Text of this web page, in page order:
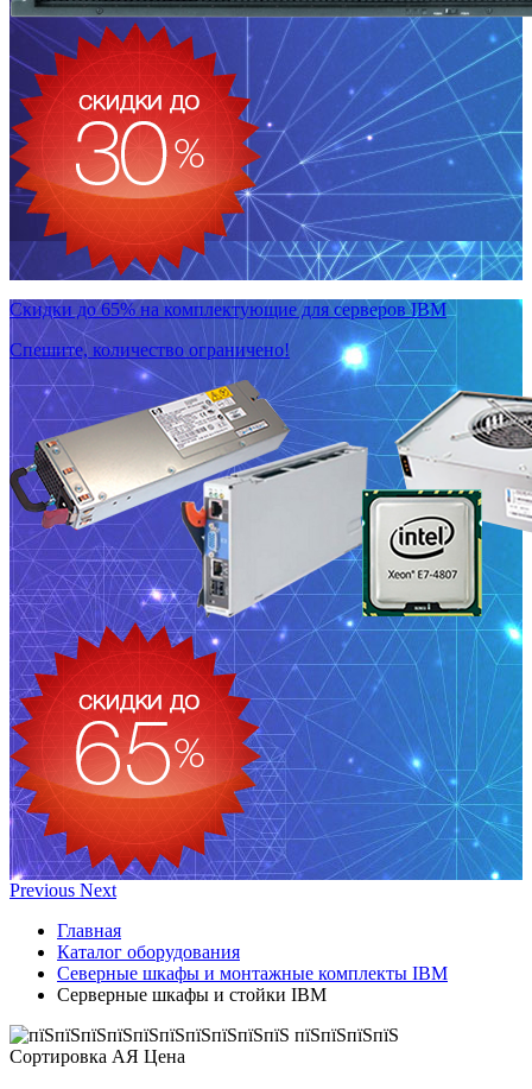
Скидки до 65% на комплектующие для серверов IBM
Спешите, количество ограничено!
Previous Next
Главная
Каталог оборудования
Северные шкафы и монтажные комплекты IBM
Серверные шкафы и стойки IBM
Сортировка АЯ Ценa